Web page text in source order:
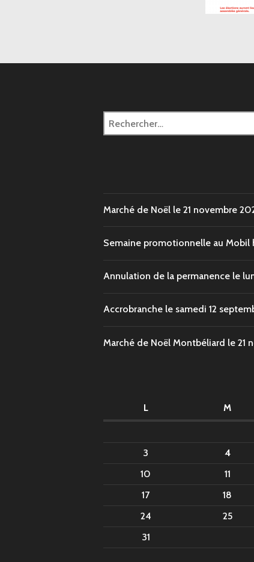
Rechercher :
Marché de Noël le 21 novembre
Semaine promotionnelle au Mobil
Annulation de la permanence le
Accrobranche le samedi 12
Marché de Noël Montbéliard le 21
L
M
3
4
10
11
17
18
24
25
31